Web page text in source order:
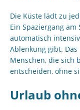
Die Küste lädt zu
Ein Spaziergang
automatisch
Ablenkung gibt.
Menschen, die sich
entscheiden, ohne
Urlaub